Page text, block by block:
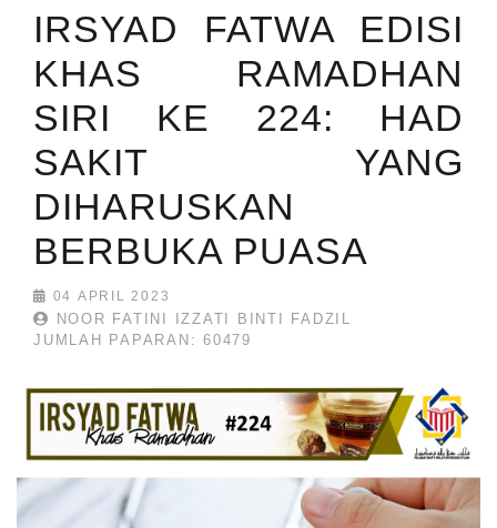
IRSYAD FATWA EDISI
KHAS RAMADHAN
SIRI KE 224: HAD
SAKIT YANG
DIHARUSKAN
BERBUKA PUASA
04 APRIL 2023
NOOR FATINI IZZATI BINTI FADZIL
JUMLAH PAPARAN: 60479